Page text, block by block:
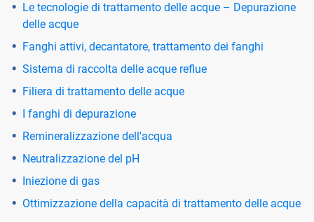
Le tecnologie di trattamento delle acque – Depurazione
delle acque
Fanghi attivi, decantatore, trattamento dei fanghi
Sistema di raccolta delle acque reflue
Filiera di trattamento delle acque
I fanghi di depurazione
Remineralizzazione dell'acqua
Neutralizzazione del pH
Iniezione di gas
Ottimizzazione della capacità di trattamento delle acque